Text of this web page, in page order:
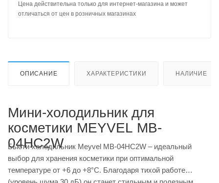
Цена действительна только для интернет-магазина и может
отличаться от цен в розничных магазинах
ОПИСАНИЕ ХАРАКТЕРИСТИКИ НАЛИЧИЕ
Мини-холодильник для
косметики MEYVEL MB-
04HC2W
Бьюти-холодильник Meyvel MB-04HC2W – идеальный
выбор для хранения косметики при оптимальной
температуре от +6 до +8°C. Благодаря тихой работе